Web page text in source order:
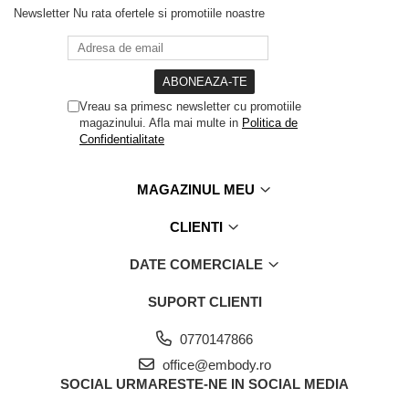
Newsletter Nu rata ofertele si promotiile noastre
Vreau sa primesc newsletter cu promotiile
magazinului. Afla mai multe in Politica de
Confidentialitate
MAGAZINUL MEU
CLIENTI
DATE COMERCIALE
SUPORT CLIENTI
0770147866
office@embody.ro
SOCIAL URMARESTE-NE IN SOCIAL MEDIA